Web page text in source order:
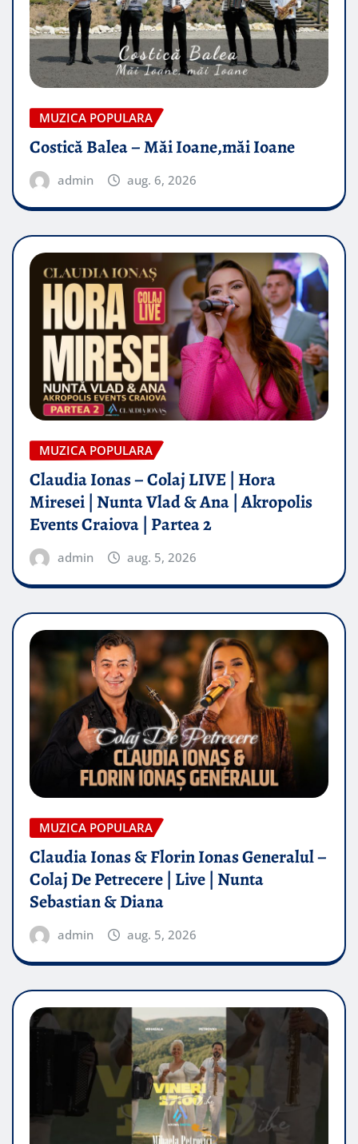
MUZICA POPULARA
Costică Balea – Măi Ioane,măi Ioane
admin aug. 6, 2026
MUZICA POPULARA
Claudia Ionas – Colaj LIVE | Hora
Miresei | Nunta Vlad & Ana | Akropolis
Events Craiova | Partea 2
admin aug. 5, 2026
MUZICA POPULARA
Claudia Ionas & Florin Ionas Generalul –
Colaj De Petrecere | Live | Nunta
Sebastian & Diana
admin aug. 5, 2026